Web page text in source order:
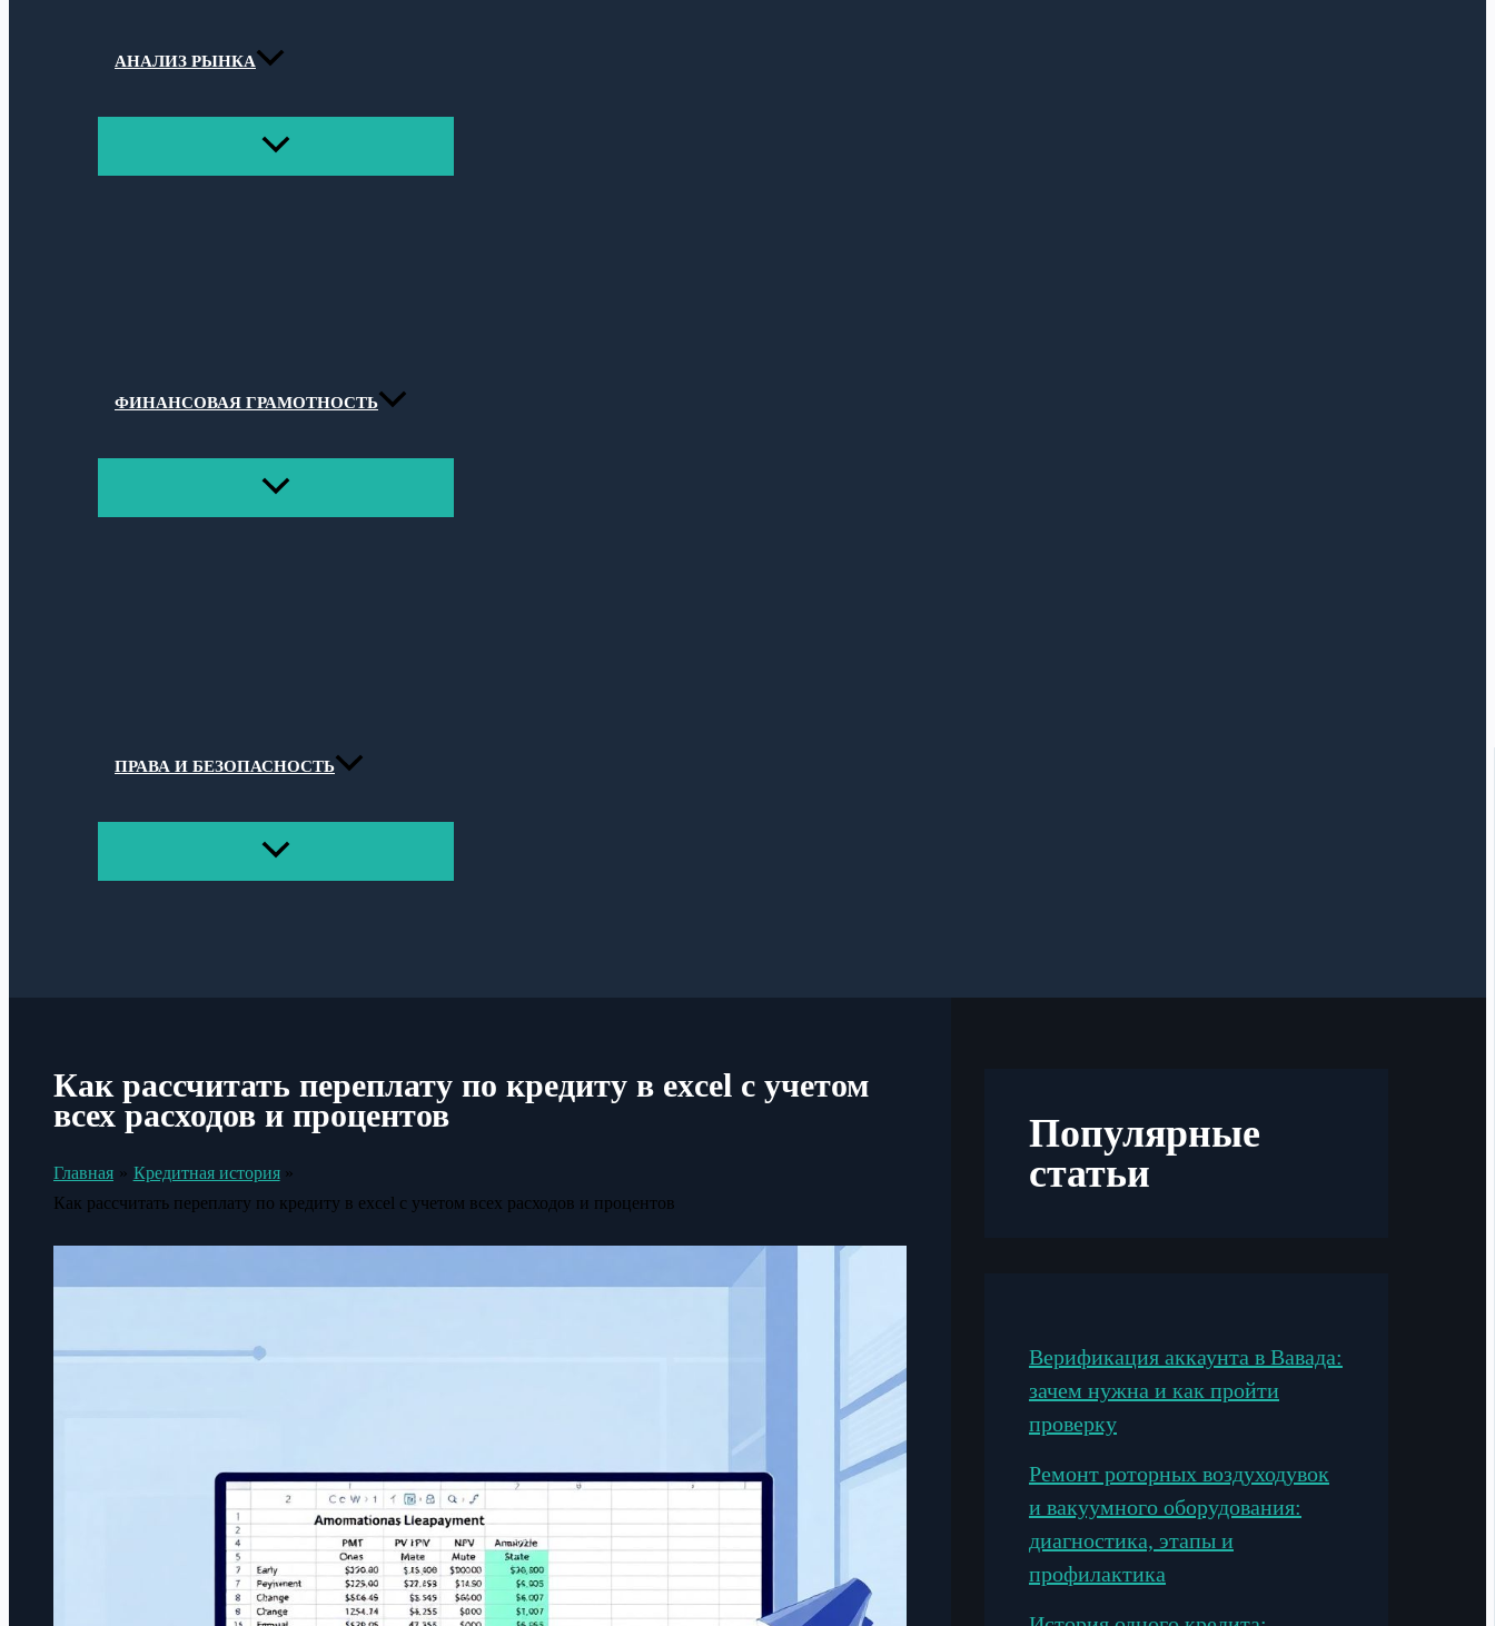
АНАЛИЗ РЫНКА
ПЕРЕКЛЮЧАТЕЛЬ
ФИНАНСОВАЯ ГРАМОТНОСТЬ
ПЕРЕКЛЮЧАТЕЛЬ
ПРАВА И БЕЗОПАСНОСТЬ
ПЕРЕКЛЮЧАТЕЛЬ
Как рассчитать переплату по кредиту в excel с учетом
всех расходов и процентов
Главная
Кредитная история
Как рассчитать переплату по кредиту в excel с учетом всех расходов и процентов
Популярные
статьи
Верификация аккаунта в Вавада:
зачем нужна и как пройти
проверку
Ремонт роторных воздуходувок
и вакуумного оборудования:
диагностика, этапы и
профилактика